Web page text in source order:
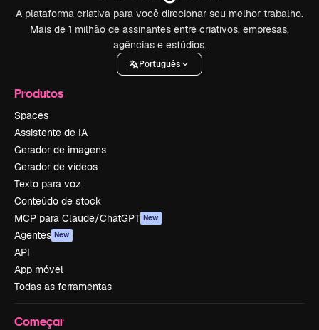
A plataforma criativa para você direcionar seu melhor trabalho.
Mais de 1 milhão de assinantes entre criativos, empresas,
agências e estúdios.
Português
Produtos
Spaces
Assistente de IA
Gerador de imagens
Gerador de vídeos
Texto para voz
Conteúdo de stock
MCP para Claude/ChatGPT New
Agentes New
API
App móvel
Todas as ferramentas
Começar